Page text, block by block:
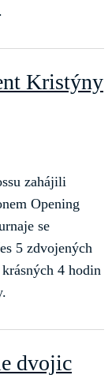
Kristýny
zahájili
Opening
se
5 zdvojených
4 hodin
dvojic